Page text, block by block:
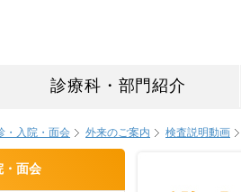
診療科・部門紹介
・入院・面会 外来のご案内 検査説明動画
・面会